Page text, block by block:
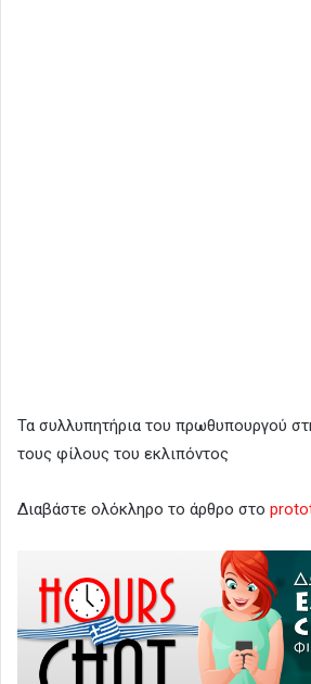
Τα συλλυπητήρια του πρωθυπουργού
τους φίλους του εκλιπόντος
Διαβάστε ολόκληρο το άρθρο στο